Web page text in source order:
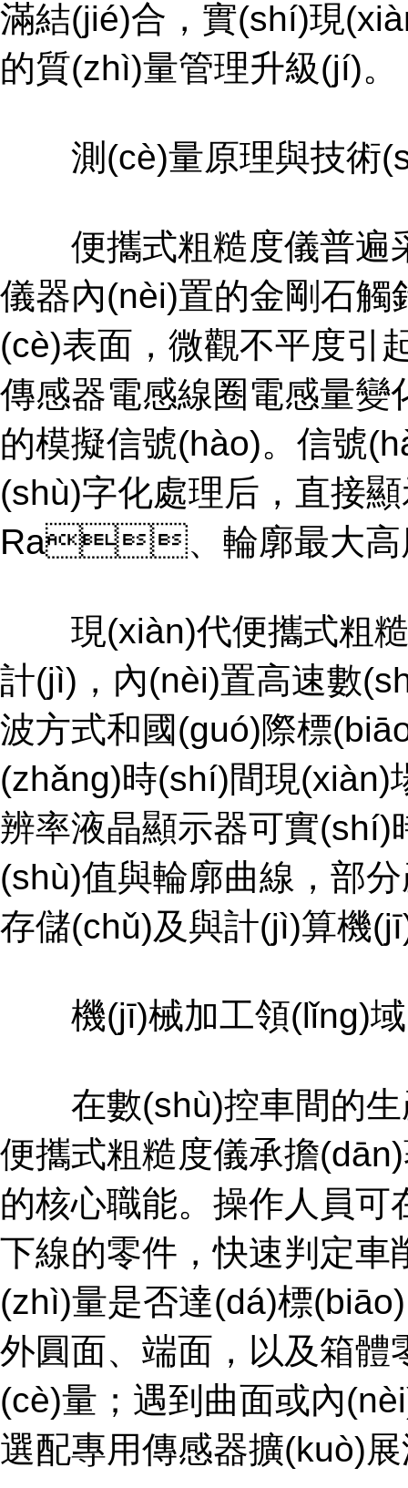
滿結(jié)合，實(shí)現
的質(zhì)量管理升級(jí)。
測(cè)量原理與技術
便攜式粗糙度儀普遍采
儀器內(nèi)置的金剛石
(cè)表面，微觀不平度引
傳感器電感線圈電感量變
的模擬信號(hào)。信號
(shù)字化處理后，直接
Ra、輪廓最大高
現(xiàn)代便攜式粗糙
計(jì)，內(nèi)置高速
波方式和國(guó)際標(biāo)
(zhǎng)時(shí)間現(xiàn)場
辨率液晶顯示器可實
(shù)值與輪廓曲線，部
存儲(chǔ)及與計(jì)算機
機(jī)械加工領(lǐng)域
在數(shù)控車間的生產
便攜式粗糙度儀承擔
的核心職能。操作人員
下線的零件，快速判定
(zhì)量是否達(dá)標
外圓面、端面，以及
(cè)量；遇到曲面或內
選配專用傳感器擴(kuò)展